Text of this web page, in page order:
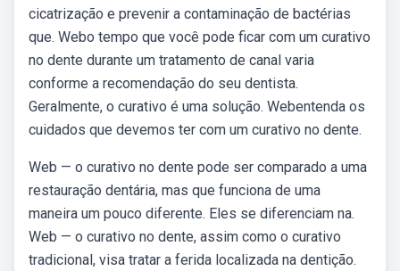
cicatrização e prevenir a contaminação de bactérias
que. Webo tempo que você pode ficar com um curativo
no dente durante um tratamento de canal varia
conforme a recomendação do seu dentista.
Geralmente, o curativo é uma solução. Webentenda os
cuidados que devemos ter com um curativo no dente.
Web — o curativo no dente pode ser comparado a uma
restauração dentária, mas que funciona de uma
maneira um pouco diferente. Eles se diferenciam na.
Web — o curativo no dente, assim como o curativo
tradicional, visa tratar a ferida localizada na dentição.